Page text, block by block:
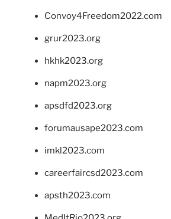
Convoy4Freedom2022.com
grur2023.org
hkhk2023.org
napm2023.org
apsdfd2023.org
forumausape2023.com
imkl2023.com
careerfaircsd2023.com
apsth2023.com